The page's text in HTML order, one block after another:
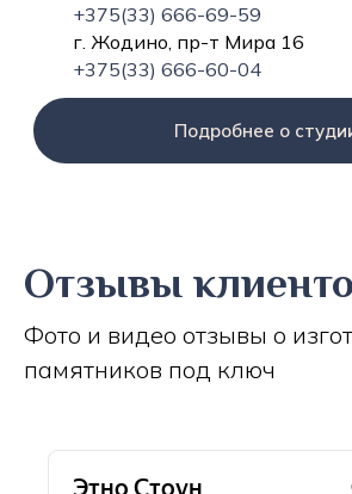
+375(33) 666-69-59
г. Жодино, пр-т Мира 16
+375(33) 666-60-04
Подробнее о
Отзывы
Фото и видео отзывы о
памятников под ключ